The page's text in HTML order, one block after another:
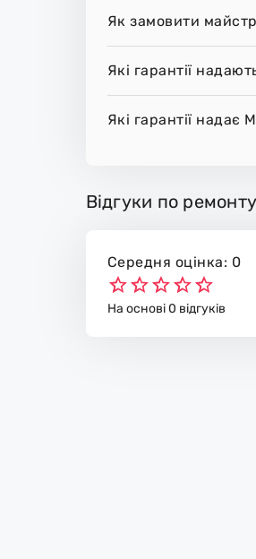
Як замовити
Які гарантії
Які гарантії надає
Відгуки по
Середня оцінка: 0
На основі 0 відгуків